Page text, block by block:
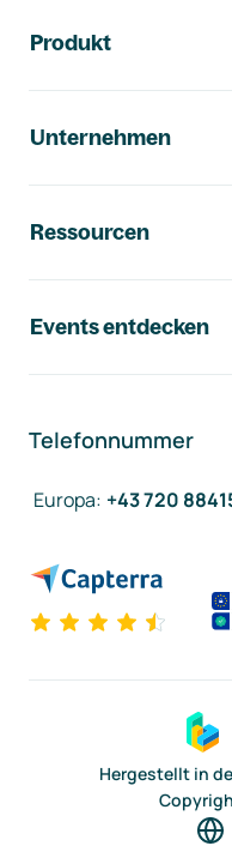
Produkt
Unternehmen
Ressourcen
Events entdecken
Telefonnummer
Europa: +43 720
Hergestellt in